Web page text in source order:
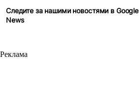
Следите за нашими новостями в Google
News
Реклама